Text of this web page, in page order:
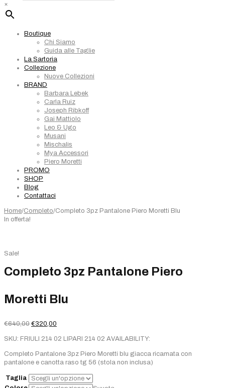
×
Boutique
Chi Siamo
Guida alle Taglie
La Sartoria
Collezione
Nuove Collezioni
BRAND
Barbara Lebek
Carla Ruiz
Joseph Ribkoff
Gai Mattiolo
Leo & Ugo
Musani
Mischalis
Mya Accessori
Piero Moretti
PROMO
SHOP
Blog
Contattaci
Home/Completo/Completo 3pz Pantalone Piero Moretti Blu
In offerta!
Sale!
Completo 3pz Pantalone Piero
Moretti Blu
€640,00 Il
originale
€640,00.
€320,00
attuale
€320,00.
SKU: FRIULI 214 02 LIPARI 214 02 AVAILABILITY:
Completo Pantalone 3pz Piero Moretti blu giacca ricamata con
pantalone e canotta raso tg 56 (stola non inclusa)
Taglia